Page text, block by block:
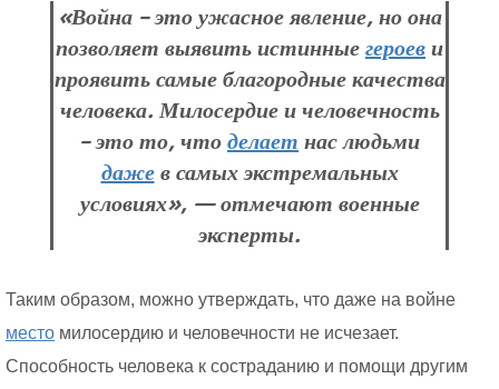
«Война – это ужасное явление, но она
позволяет выявить истинныегероеви
проявить самые благородные качества
человека. Милосердие и человечность
– это то, чтоделает нас людьми
дажев самых экстремальных
условиях», — отмечают военные
эксперты.
Таким образом, можно утверждать, что даже на войне
место милосердию и человечности не исчезает.
Способность человека к состраданию и помощи другим